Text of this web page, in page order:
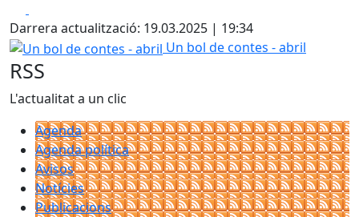
Darrera actualització: 19.03.2025 | 19:34
Un bol de contes - abril
Un bol de contes - abril
RSS
L'actualitat a un clic
Agenda
Agenda política
Avisos
Notícies
Publicacions